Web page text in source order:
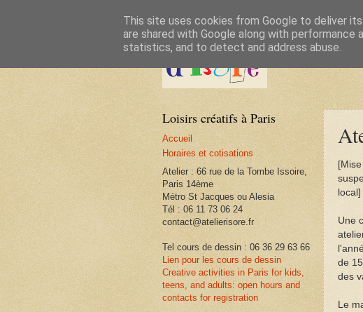
local]
Une
de
des
Le
Loisirs créatifs à Paris
Accueil
Horaires et cotisations
Atelier : 66 rue de la Tombe Issoire,
Paris 14ème
Métro St Jacques ou Alesia
Tél : 06 11 73 06 24
contact@atelierisore.fr
Tel cours de dessin : 06 36 29 63 66
Lien pour les cours de dessin
Creative activities in Paris for kids,
teens, and adults: open hours and
contacts for registration
This site uses cookies from Google to deliver
are shared with Google along with
statistics, and to detect and address abuse.